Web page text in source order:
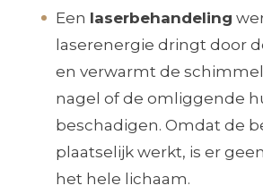
Een laserbehandeling
laserenergie dringt door
en verwarmt de
nagel of de omliggende
beschadigen. Omdat de
plaatselijk werkt, is er
het hele lichaam.